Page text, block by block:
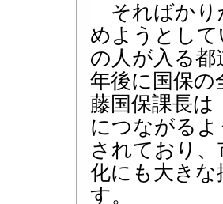
そればかり
めようとし
の人が入る
年後に国保の
藤国保課長は
につながる
されており
化にも大き
す。